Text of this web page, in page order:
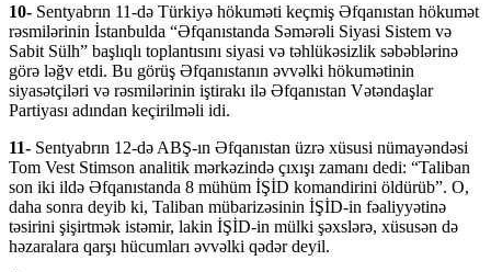
10- Sentyabrın 11-də Türkiyə hökuməti keçmiş Əfqanıstan hökumət
rəsmilərinin İstanbulda “Əfqanıstanda Səmərəli Siyasi Sistem və
Sabit Sülh” başlıqlı toplantısını siyasi və təhlükəsizlik səbəblərinə
görə ləğv etdi. Bu görüş Əfqanıstanın əvvəlki hökumətinin
siyasətçiləri və rəsmilərinin iştirakı ilə Əfqanıstan Vətəndaşlar
Partiyası adından keçirilməli idi.
11- Sentyabrın 12-də ABŞ-ın Əfqanıstan üzrə xüsusi nümayəndəsi
Tom Vest Stimson analitik mərkəzində çıxışı zamanı dedi: “Taliban
son iki ildə Əfqanıstanda 8 mühüm İŞİD komandirini öldürüb”. O,
daha sonra deyib ki, Taliban mübarizəsinin İŞİD-in fəaliyyətinə
təsirini şişirtmək istəmir, lakin İŞİD-in mülki şəxslərə, xüsusən də
həzaralara qarşı hücumları əvvəlki qədər deyil.